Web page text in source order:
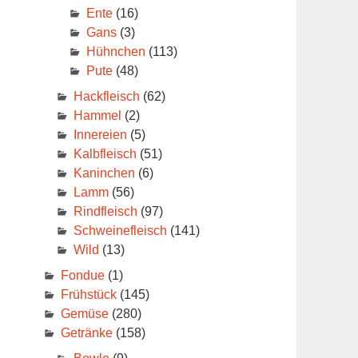
Ente(16)
Gans(3)
Hühnchen (113)
Pute(48)
Hackfleisch (62)
Hammel (2)
Innereien (5)
Kalbfleisch (51)
Kaninchen (6)
Lamm(56)
Rindfleisch (97)
Schweinefleisch (141)
Wild (13)
Fondue(1)
Frühstück(145)
Gemüse(280)
Getränke(158)